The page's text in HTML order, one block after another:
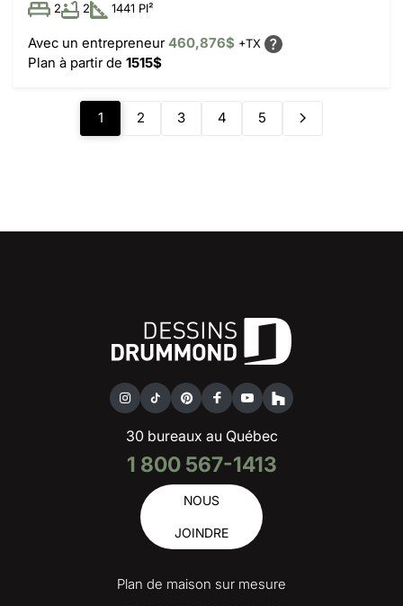
2 2 1441 PI²
Avec un entrepreneur460,876$ +TX
Plan à partir de 1515$
1 2 3 4 5
30 bureaux au Québec
1 800 567-1413
NOUS
JOINDRE
Plan de maison sur mesure